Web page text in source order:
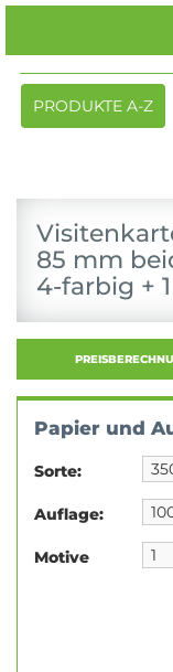
Toggle
navigation
PRODUKTE A-Z
85 mm
4-farbig +
Papier und
Sorte:
Auflage:
Motive